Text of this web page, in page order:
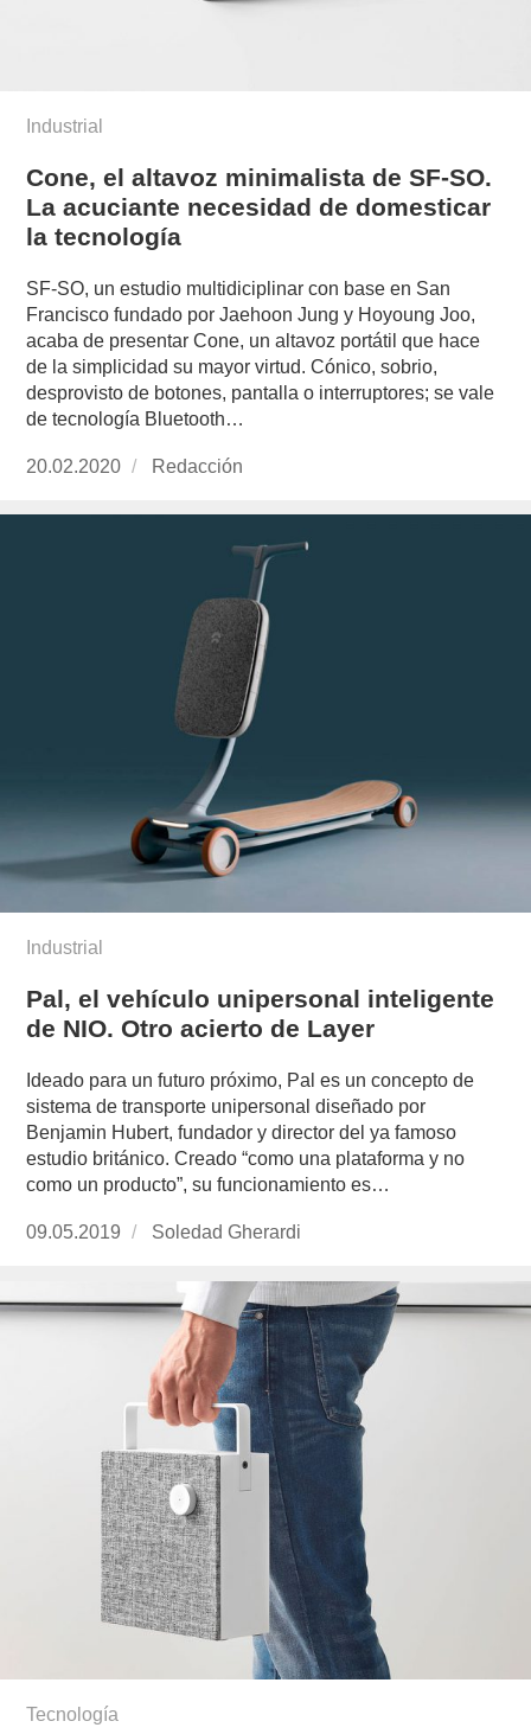
Industrial
Cone, el altavoz minimalista de SF-SO.
La acuciante necesidad de domesticar
la tecnología
SF-SO, un estudio multidiciplinar con base en San
Francisco fundado por Jaehoon Jung y Hoyoung Joo,
acaba de presentar Cone, un altavoz portátil que hace
de la simplicidad su mayor virtud. Cónico, sobrio,
desprovisto de botones, pantalla o interruptores; se vale
de tecnología Bluetooth…
Publicado
20.02.2020 https://www.experimenta.es/author/redaccion/
Redacción
Industrial
Pal, el vehículo unipersonal inteligente
de NIO. Otro acierto de Layer
Ideado para un futuro próximo, Pal es un concepto de
sistema de transporte unipersonal diseñado por
Benjamin Hubert, fundador y director del ya famoso
estudio británico. Creado “como una plataforma y no
como un producto”, su funcionamiento es…
Publicado
09.05.2019
https://www.experimenta.es/author/soledad-
Soledad Gherardi
Tecnología